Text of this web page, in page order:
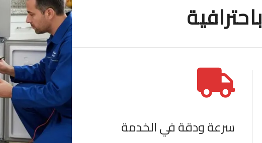
سرعة ودقة في الخدمة